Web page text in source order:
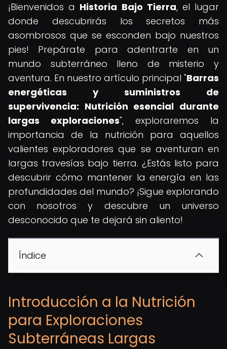
¡Bienvenidos a Historia Bajo Tierra, el lugar
donde descubrirás los secretos más
asombrosos que se esconden bajo nuestros
pies! Prepárate para adentrarte en un
mundo subterráneo lleno de misterio y
aventura. En nuestro artículo principal "Barras
energéticas y suministros de
supervivencia: Nutrición esencial durante
largas exploraciones", exploraremos la
importancia de la nutrición para aquellos
valientes exploradores que se aventuran en
largas travesías bajo tierra. ¿Estás listo para
descubrir cómo mantener la energía en las
profundidades del mundo? ¡Sigue explorando
con nosotros y descubre un universo
desconocido que te dejará sin aliento!
Índice
Introducción a la Nutrición
para Exploraciones
Subterráneas Largas